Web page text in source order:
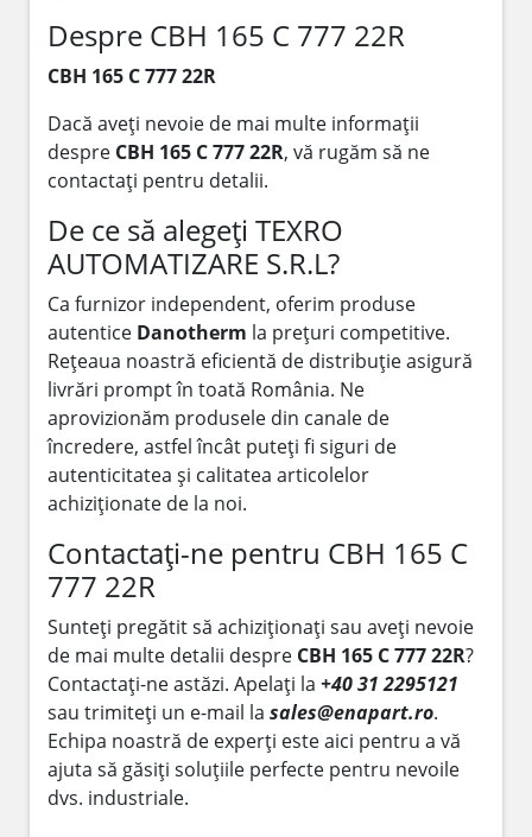
Despre CBH 165 C 777 22R
CBH 165 C 777 22R
Dacă aveți nevoie de mai multe informații
despre CBH 165 C 777 22R, vă rugăm să ne
contactați pentru detalii.
De ce să alegeți TEXRO
AUTOMATIZARE S.R.L?
Ca furnizor independent, oferim produse
autentice Danotherm la prețuri competitive.
Rețeaua noastră eficientă de distribuție asigură
livrări prompt în toată România. Ne
aprovizionăm produsele din canale de
încredere, astfel încât puteți fi siguri de
autenticitatea și calitatea articolelor
achiziționate de la noi.
Contactați-ne pentru CBH 165 C
777 22R
Sunteți pregătit să achiziționați sau aveți nevoie
de mai multe detalii despre CBH 165 C 777 22R?
Contactați-ne astăzi. Apelați la +40 31 2295121
sau trimiteți un e-mail la sales@enapart.ro.
Echipa noastră de experți este aici pentru a vă
ajuta să găsiți soluțiile perfecte pentru nevoile
dvs. industriale.